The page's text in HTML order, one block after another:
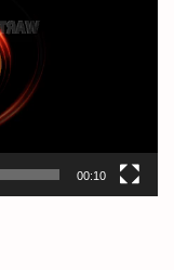
00:10